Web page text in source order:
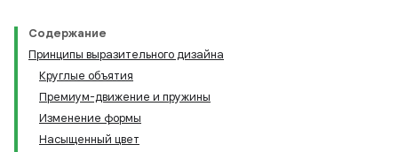
Содержание
Принципы выразительного дизайна
Круглые объятия
Премиум-движение и пружины
Изменение формы
Насыщенный цвет